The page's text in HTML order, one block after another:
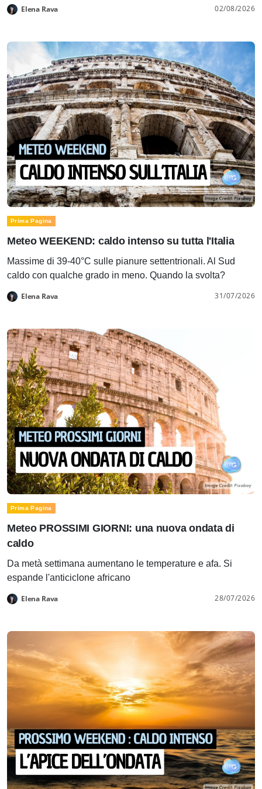
Elena Rava 02/08/2026
Prima Pagina
Meteo WEEKEND: caldo intenso su tutta l'Italia
Massime di 39-40°C sulle pianure settentrionali. Al Sud
caldo con qualche grado in meno. Quando la svolta?
Elena Rava 31/07/2026
Prima Pagina
Meteo PROSSIMI GIORNI: una nuova ondata di
caldo
Da metà settimana aumentano le temperature e afa. Si
espande l'anticiclone africano
Elena Rava 28/07/2026